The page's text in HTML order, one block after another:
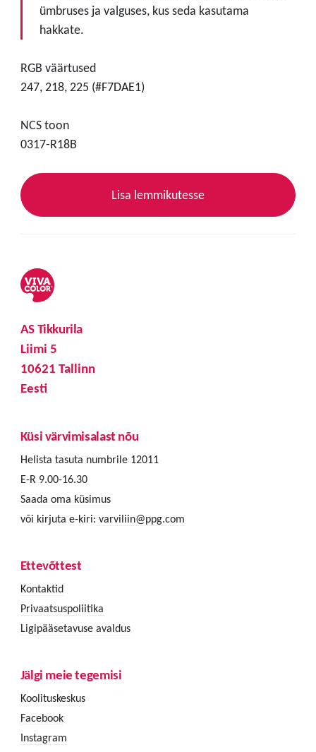
ümbruses ja valguses, kus seda kasutama
hakkate.
RGB väärtused
247, 218, 225 (#F7DAE1)
NCS toon
0317-R18B
Lisa lemmikutesse
AS Tikkurila
Liimi 5
10621 Tallinn
Eesti
Küsi värvimisalast nõu
Helista tasuta numbrile 12011
E-R 9.00-16.30
Saada oma küsimus
või kirjuta e-kiri: varviliin@ppg.com
Ettevõttest
Kontaktid
Privaatsuspoliitika
Ligipääsetavuse avaldus
Jälgi meie tegemisi
Koolituskeskus
Facebook
Instagram